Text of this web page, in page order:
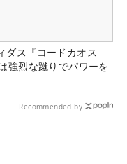
ダス『コードカオス
強烈な蹴りでパワーを
Recommended by